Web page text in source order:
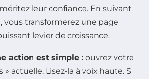
leur confiance. En suivant
transformerez une page
levier de croissance.
action est simple : ouvrez votre
» actuelle. Lisez-la à voix haute. Si